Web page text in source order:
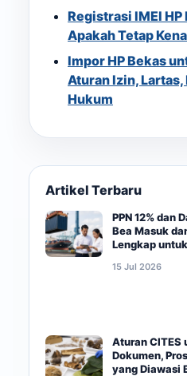
Registrasi IMEI
Apakah Tetap
Impor HP Bekas
Aturan Izin, Lartas,
Hukum
Artikel Terbaru
PPN 12% dan
Bea Masuk
Lengkap
15 Jul 2026
Aturan CITES
Dokumen,
yang Diawasi